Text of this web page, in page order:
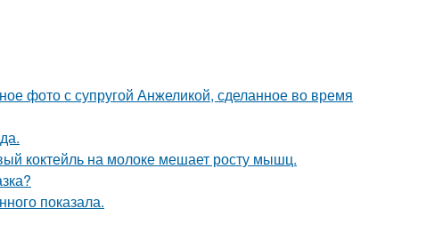
фото с супругой Анжеликой, сделанное во время
коктейль на молоке мешает росту мышц.
показала.